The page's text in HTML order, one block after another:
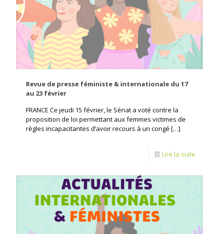
Revue de presse féministe & internationale du 17
au 23 février
FRANCE Ce jeudi 15 février, le Sénat a voté contre la
proposition de loi permettant aux femmes victimes de
règles incapacitantes d’avoir recours à un congé […]
Lire la suite